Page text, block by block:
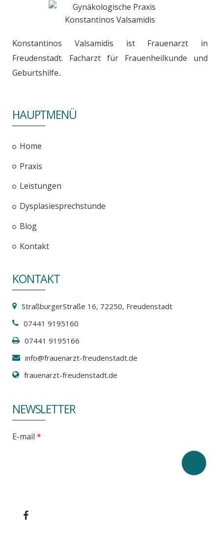
Konstantinos Valsamidis ist Frauenarzt in
Freudenstadt. Facharzt für Frauenheilkunde und
Geburtshilfe..
HAUPTMENÜ
Home
Praxis
Leistungen
Dysplasiesprechstunde
Blog
Kontakt
KONTAKT
StraßburgerStraße 16, 72250, Freudenstadt
07441 9195160
07441 9195166
info@frauenarzt-freudenstadt.de
frauenarzt-freudenstadt.de
NEWSLETTER
E-mail *
for testing